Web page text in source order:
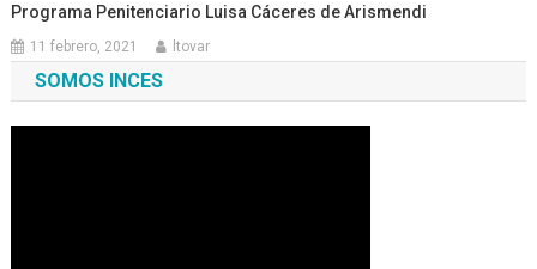
Programa Penitenciario Luisa Cáceres de Arismendi
11 febrero, 2021 ltovar
SOMOS INCES